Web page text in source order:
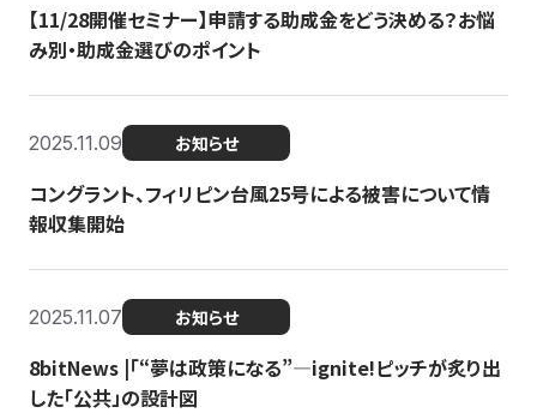
【11/28開催セミナー】申請する助成金をどう決める？お悩
み別・助成金選びのポイント
2025.11.09 お知らせ
コングラント、フィリピン台風25号による被害について情
報収集開始
2025.11.07 お知らせ
8bitNews |「“夢は政策になる”—ignite!ピッチが炙り出
した「公共」の設計図